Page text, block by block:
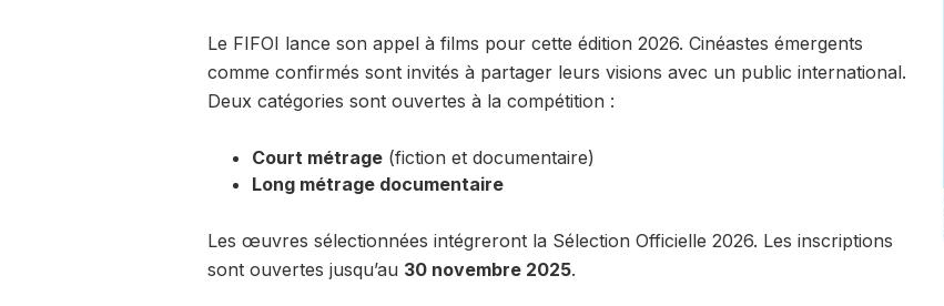
Le FIFOI lance son appel à films pour cette édition 2026. Cinéastes émergents
comme confirmés sont invités à partager leurs visions avec un public international.
Deux catégories sont ouvertes à la compétition :
Court métrage(fiction et documentaire)
Long métrage documentaire
Les œuvres sélectionnées intégreront la Sélection Officielle 2026. Les inscriptions
sont ouvertes jusqu’au 30 novembre 2025.